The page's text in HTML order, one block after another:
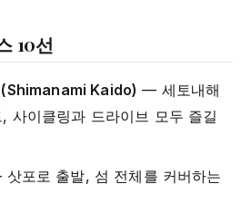
10선
(Shimanami Kaido) — 세토내해
사이클링과 드라이브 모두 즐길
포로 출발, 섬 전체를 커버하는